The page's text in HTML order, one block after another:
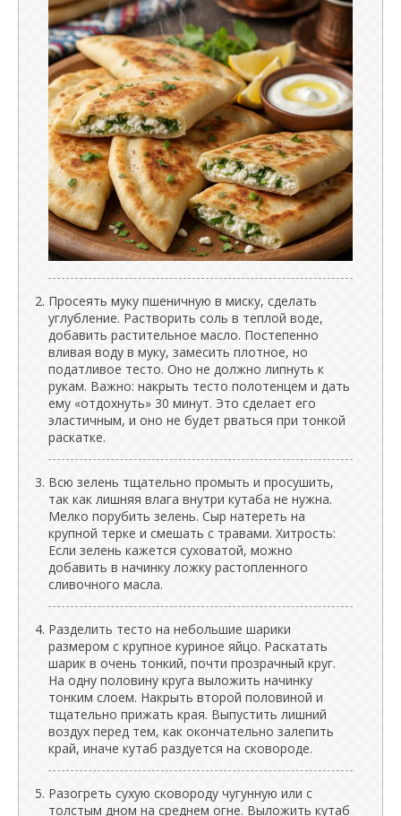
Просеять муку пшеничную в миску, сделать
углубление. Растворить соль в теплой воде,
добавить растительное масло. Постепенно
вливая воду в муку, замесить плотное, но
податливое тесто. Оно не должно липнуть к
рукам. Важно: накрыть тесто полотенцем и дать
ему «отдохнуть» 30 минут. Это сделает его
эластичным, и оно не будет рваться при тонкой
раскатке.
Всю зелень тщательно промыть и просушить,
так как лишняя влага внутри кутаба не нужна.
Мелко порубить зелень. Сыр натереть на
крупной терке и смешать с травами. Хитрость:
Если зелень кажется суховатой, можно
добавить в начинку ложку растопленного
сливочного масла.
Разделить тесто на небольшие шарики
размером с крупное куриное яйцо. Раскатать
шарик в очень тонкий, почти прозрачный круг.
На одну половину круга выложить начинку
тонким слоем. Накрыть второй половиной и
тщательно прижать края. Выпустить лишний
воздух перед тем, как окончательно залепить
край, иначе кутаб раздуется на сковороде.
Разогреть сухую сковороду чугунную или с
толстым дном на среднем огне. Выложить кутаб